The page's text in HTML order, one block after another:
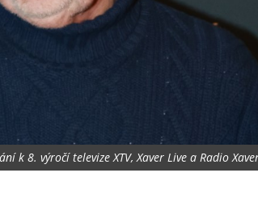
k 8. výročí televize XTV, Xaver Live a Radio